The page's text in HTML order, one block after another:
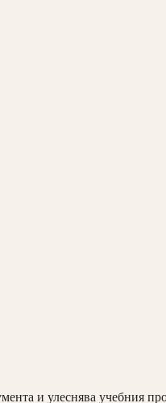
и улеснява учебния